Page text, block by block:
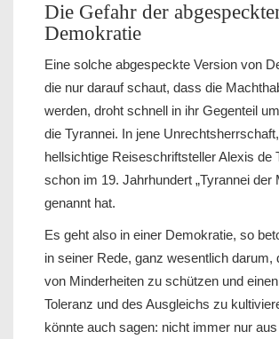
Die Gefahr der
Demokratie
Eine solche abgespeckte Version von
die nur darauf schaut, dass die
werden, droht schnell in ihr Gegenteil
die Tyrannei. In jene
hellsichtige Reiseschriftsteller Alexis de
schon im 19. Jahrhundert „Tyrannei der
genannt hat.
Es geht also in einer Demokratie, so
in seiner Rede, ganz wesentlich darum,
von Minderheiten zu schützen und
Toleranz und des Ausgleichs zu
könnte auch sagen: nicht immer nur